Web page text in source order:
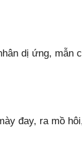
dị ứng, mẫn
đay, ra mồ